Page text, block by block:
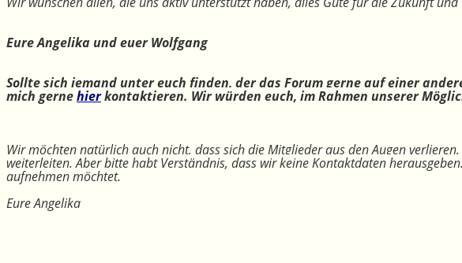
Eure Angelika und euer Wolfgang
Sollte sich jemand unter euch finden, der das Forum gerne auf einer
mich gernehierkontaktieren. Wir würden euch, im Rahmen unserer
Wir möchten natürlich auch nicht, dass sich die Mitglieder aus den Augen
weiterleiten. Aber bitte habt Verständnis, dass wir keine Kontaktdaten
aufnehmen möchtet.
Eure Angelika